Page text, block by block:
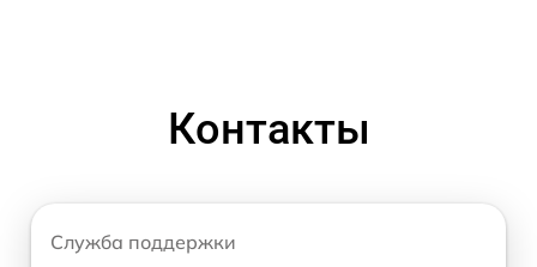
Контакты
Служба поддержки